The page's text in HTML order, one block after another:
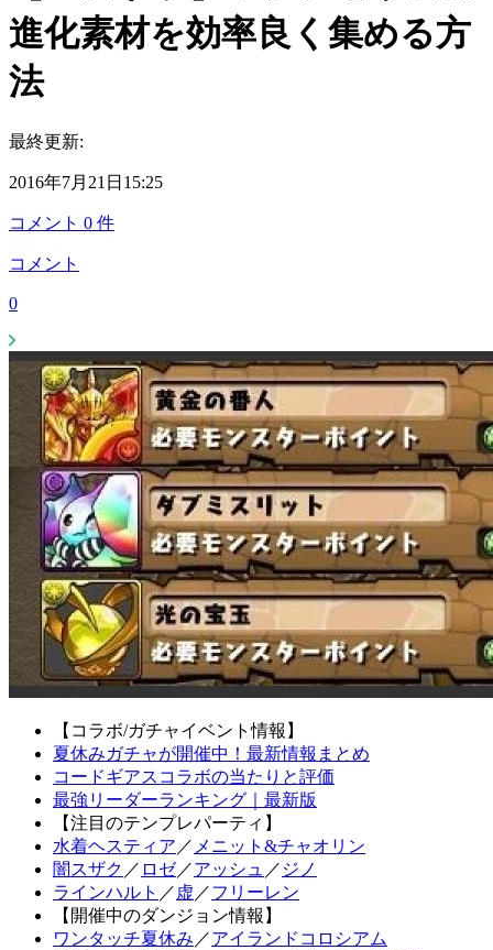
進化素材を効率良く集める方
法
最終更新:
2016年7月21日15:25
コメント 0 件
コメント
0
【コラボ/ガチャイベント情報】
夏休みガチャが開催中！最新情報まとめ
コードギアスコラボの当たりと評価
最強リーダーランキング｜最新版
【注目のテンプレパーティ】
水着ヘスティア ／ メニット&チャオリン
闇スザク ／ ロゼ／アッシュ ／ ジノ
ラインハルト ／ 虚 ／フリーレン
【開催中のダンジョン情報】
ワンタッチ夏休み ／アイランドコロシアム